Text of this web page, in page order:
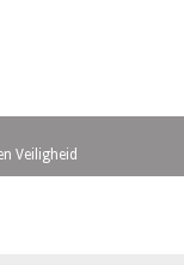
Veiligheid